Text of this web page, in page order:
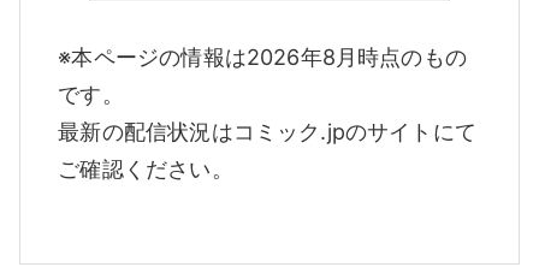
※本ページの情報は2026年8月時点のもの
です。
最新の配信状況はコミック.jpのサイトにて
ご確認ください。